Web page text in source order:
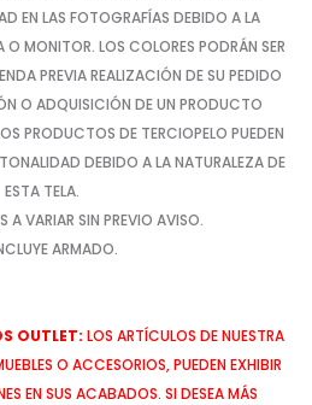
EN LAS FOTOGRAFÍAS DEBIDO A LA
O MONITOR. LOS COLORES PODRÁN SER
PREVIA REALIZACIÓN DE SU PEDIDO
O ADQUISICIÓN DE UN PRODUCTO
PRODUCTOS DE TERCIOPELO PUEDEN
DEBIDO A LA NATURALEZA DE
ESTA TELA.
A VARIAR SIN PREVIO AVISO.
ARMADO.
OUTLET: LOS ARTÍCULOS DE NUESTRA
O ACCESORIOS, PUEDEN EXHIBIR
EN SUS ACABADOS. SI DESEA MÁS